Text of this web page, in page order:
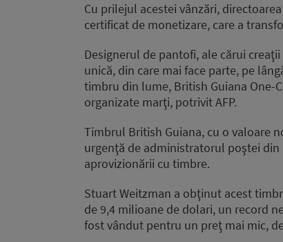
Cu prilejul acestei vânzări,
certificat de monetizare, care a
Designerul de pantofi, ale cărui
unică, din care mai face parte, pe
timbru din lume, British Guiana One-
organizate marţi, potrivit AFP.
Timbrul British Guiana, cu o valoare
urgenţă de administratorul poştei din
aprovizionării cu timbre.
Stuart Weitzman a obţinut acest
de 9,4 milioane de dolari, un record
fost vândut pentru un preţ mai mic,